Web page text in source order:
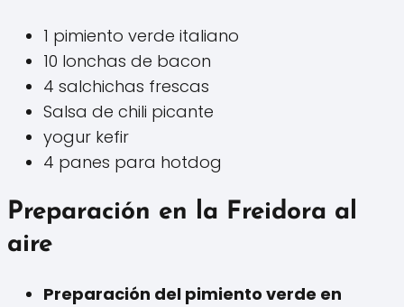
1 pimiento verde italiano
10 lonchas de bacon
4 salchichas frescas
Salsa de chili picante
yogur kefir
4 panes para hotdog
Preparación en la Freidora al
aire
Preparación del pimiento verde en